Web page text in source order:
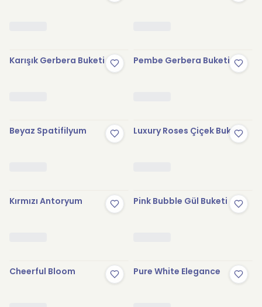
Karışık Gerbera Buketi Pembe Gerbera Buketi
Beyaz Spatifilyum Luxury Roses Çiçek Buketi
Kırmızı Antoryum Pink Bubble Gül Buketi
Cheerful Bloom Pure White Elegance